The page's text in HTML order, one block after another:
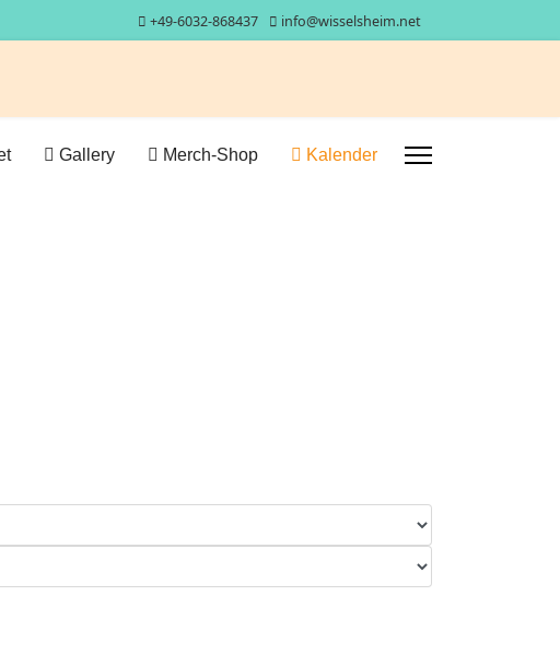
+49-6032-868437 info@wisselsheim.net
Gallery Merch-Shop Kalender